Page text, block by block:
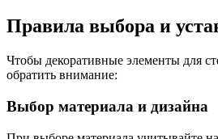
Правила выбора и
Чтобы декоративные элементы для
обратить внимание:
Выбор материала и дизайна